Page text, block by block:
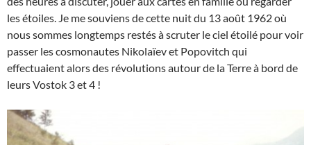
les étoiles. Je me souviens de cette nuit du 13 août 1962 où
nous sommes longtemps restés à scruter le ciel étoilé pour voir
passer les cosmonautes Nikolaïev et Popovitch qui
effectuaient alors des révolutions autour de la Terre à bord de
leurs Vostok 3 et 4 !